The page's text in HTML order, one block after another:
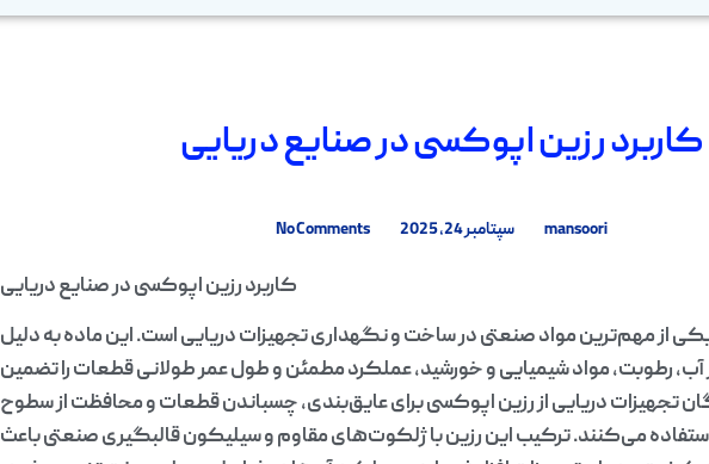
کاربرد رزین اپوکسی در صنایع دریایی
mansoori سپتامبر 24, 2025 No Comments
کاربرد رزین اپوکسی در صنایع دریایی
از مهم‌ترین مواد صنعتی در ساخت و نگهداری تجهیزات دریایی است. این ماده به دلیل
آب، رطوبت، مواد شیمیایی و خورشید، عملکرد مطمئن و طول عمر طولانی قطعات را تضمین
تجهیزات دریایی از رزین اپوکسی برای عایق‌بندی، چسباندن قطعات و محافظت از سطوح
می‌کنند. ترکیب این رزین با ژلکوت‌های مقاوم و سیلیکون قالبگیری صنعتی باعث